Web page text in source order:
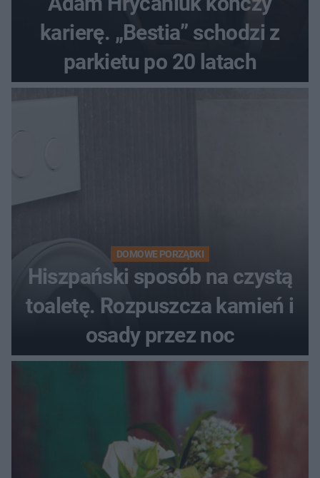
karierę. „Bestia” schodzi z
parkietu po 20 latach
DOMOWE PORZĄDKI
Hiszpański sposób na czystą
toaletę. Rozpuszcza kamień i
osady przez noc